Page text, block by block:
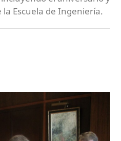
la Escuela de Ingeniería.